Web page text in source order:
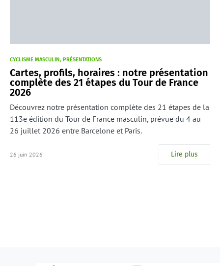
CYCLISME MASCULIN PRÉSENTATIONS
Cartes, profils, horaires : notre présentation
complète des 21 étapes du Tour de France
2026
Découvrez notre présentation complète des 21 étapes de la
113e édition du Tour de France masculin, prévue du 4 au
26 juillet 2026 entre Barcelone et Paris.
26 juin 2026 Lire plus